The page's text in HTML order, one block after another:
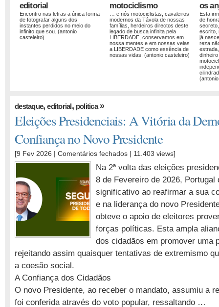
editorial
Encontro nas letras a única forma
de fotografar alguns dos
instantes perdidos no meio do
infinito que sou. (antonio
casteleiro)
motociclismo
… e nós motociclistas, cavaleiros
modernos da Távola de nossas
famílias, herdeiros directos deste
legado de busca infinita pela
LIBERDADE, conservamos em
nossa mentes e em nossas veias
a LIBERDADE como essência de
nossas vidas. (antonio casteleiro)
os
Esta
de
escrito,
já
reza
destaque,editorial, politica»
Eleições Presidenciais: A Vitória da
Confiança no Novo Presidente
[9 Fev 2026 | Comentários fechados em
Presidenciais:
A
Vitória
Democracia
a
Confiança
no
| 11.403 views]
Na 2ª volta das eleições
8 de Fevereiro de 2026, Portugal
significativo ao reafirmar a sua
e na liderança do novo
obteve o apoio de eleitores
forças políticas. Esta ampla
dos cidadãos em promover uma
rejeitando assim quaisquer tentativas de extremismo
a coesão social.
A Confiança dos Cidadãos
O novo Presidente, ao receber o mandato, assumiu a
foi conferida através do voto popular, ressaltando …